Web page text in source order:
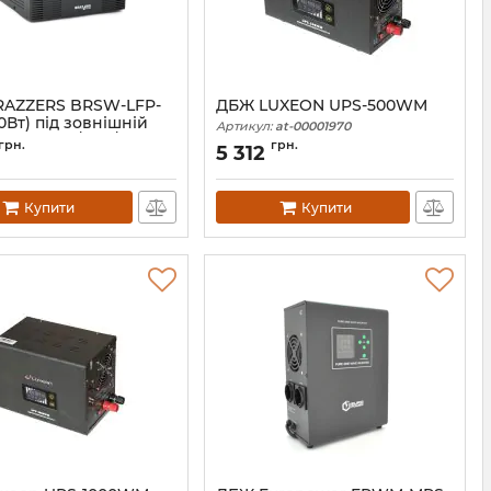
BRSW-LFP-
під зовнішній
(LiFePo4/GEL/AGM)
10/20A BOX
грн.
Купити
ДБЖ LUXEON UPS-500WM
Артикул: at-00001970
5 312 грн.
Купити